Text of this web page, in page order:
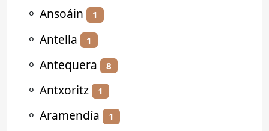
⚬ Ansoáin 1
⚬ Antella 1
⚬ Antequera 8
⚬ Antxoritz 1
⚬ Aramendía 1